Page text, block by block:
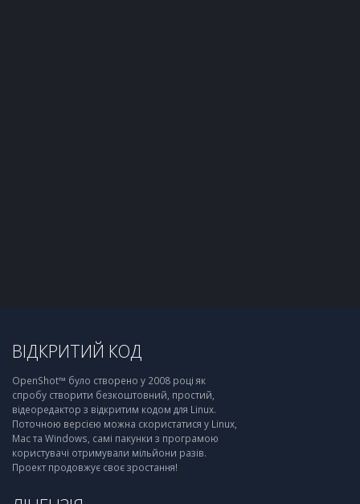
ВІДКРИТИЙ КОД
OpenShot™ було створено у 2008 році як
спробу створити безкоштовний, простий,
відеоредактор з відкритим кодом для Linux.
Поточною версією можна скористатися у Linux,
Mac та Windows, самі пакунки з програмою
користувачі отримували мільйони разів.
Проект продовжує своє зростання!